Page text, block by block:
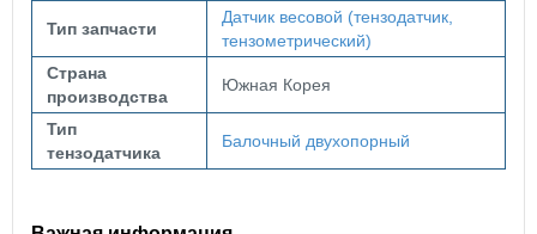
Тип запчасти
Датчик весовой (тензодатчик,
тензометрический)
Страна
производства
Южная Корея
Тип
тензодатчика
Балочный двухопорный